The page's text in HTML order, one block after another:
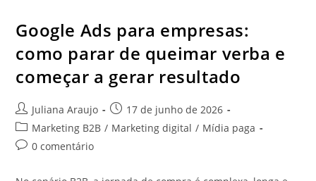
Google Ads para empresas:
como parar de queimar verba e
começar a gerar resultado
Juliana Araujo
17 de junho de 2026
Marketing B2B / Marketing digital / Mídia paga
0 comentário